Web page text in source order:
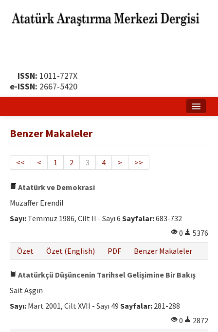
ISSN: 1011-727X
e-ISSN: 2667-5420
Yayın Politikası
Yayın İlkeleri
Etik İlkeler
Hakem Rehberi
İletişim
Benzer Makaleler
<< < 1 2 3 4 > >>
Atatürk ve Demokrasi
Muzaffer Erendil
Sayı: Temmuz 1986, Cilt II - Sayı 6 Sayfalar:683-732
0
5376
Özet
Özet (English) PDF Benzer Makaleler
Atatürkçü Düşüncenin Tarihsel Gelişimine Bir Bakış
Sait Aşgın
Sayı: Mart 2001, Cilt XVII - Sayı 49 Sayfalar: 281-288
0
2872